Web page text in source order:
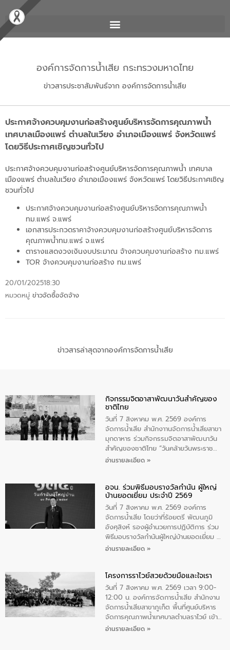
องค์การจัดการน้ำเสีย กระทรวงมหาดไทย
ข่าวสารประชาสัมพันธ์จาก องค์การจัดการน้ำเสีย
ประกาศจ้างควบคุมงานก่อสร้างศูนย์บริหารจัดการคุณภาพน้ำ
เทศบาลเมืองแพร่ ตำบลในเวียง อำเภอเมืองแพร่ จังหวัดแพร่
โดยวิธีประกาศเชิญชวนทั่วไป
ประกาศจ้างควบคุมงานก่อสร้างศูนย์บริหารจัดการคุณภาพน้ำ เทศบาล
เมืองแพร่ ตำบลในเวียง อำเภอเมืองแพร่ จังหวัดแพร่ โดยวิธีประกาศเชิญ
ชวนทั่วไป
ประกาศจ้างควบคุมงานก่อสร้างศูนย์บริหารจัดการคุณภาพน้ำ
ทม.แพร่ จ.แพร่
เอกสารประกวดราคาจ้างควบคุมงานก่อสร้างศูนย์บริหารจัดการ
คุณภาพน้ำทม.แพร่ จ.แพร่
ตารางแสดงวงเงินงบประมาณ จ้างควบคุมงานก่อสร้าง ทม.แพร่
TOR จ้างควบคุมงานก่อสร้าง ทม.แพร่
20/01/202518:30
หมวดหมู่ ข่าวจัดซื้อจัดจ้าง
ข่าวสารล่าสุดจากองค์การจัดการน้ำเสีย
กิจกรรมจิตอาสาพัฒนาวันสําคัญของ
ชาติไทย
วันที่ 7 สิงหาคม พ.ศ. 2569 องค์การ
จัดการน้ำเสีย สำนักงาานจัดการน้ำเสียสาขา
มุกดาหาร ร่วมกิจกรรมจิตอาสาพัฒนาวัน
สําคัญของชาติไทย “วันคล้ายวันพระราช
สมภพ สมเด็จพระนางเจ้าสิริกิติ์พระบรม
ทิพย์คำ รองผู้ว่าราชการจังหวัดมุกดาหาร
เป็นประธานในพิธี ณ เรือนจําชั่วคราวนาโสก
ตําบลนาโสก อําเภอเมืองมุกดาหาร จังหวัด
มุกดาหาร โดยในกิจกรรมได้ร่วมปลูกป่า และ
ทําความสะอาดภายในบริเวณ จัดกิจกรรม
เพื่อถวายเป็นพระราชกุศล สมเด็จพระนาง
เจ้าสิริกิติ์พระบรมราชินีนาถ พระบรมราช
อ่านรายละเอียด »
อจน. ร่วมพิธีมอบรางวัลกำนัน ผู้ใหญ่
บ้านยอดเยี่ยม ประจำปี 2569
วันที่ 7 สิงหาคม พ.ศ. 2569 องค์การ
จัดการน้ำเสีย โดยว่าที่ร้อยตรี พัฒนภูมิ
อังศุสิงห์ รองผู้อำนวยการปฏิบัติการ ร่วม
พิธีมอบรางวัลกำนันผู้ใหญ่บ้านยอดเยี่ยม ณ
ทำเนียบรัฐบาล โดยมีนายอนุทิน ชาญวีรกูล
ทองคำและประกาศเกียรติคุณให้แก่ กำนัน
ผู้ใหญ่บ้านยอดเยี่ยม พร้อมกล่าวชื่นชม ให้
โอวาท และมอบนโยบาย
อ่านรายละเอียด »
โครงการราไวย์สวยด้วยมือและใจเรา
วันที่ 7 สิงหาคม พ.ศ. 2569 เวลา 9:00-
12:00 น. องค์การจัดการน้ำเสีย สำนักงาน
จัดการน้ำเสียสาขาภูเก็ต พื้นที่ศูนย์บริหาร
จัดการคุณภาพน้ำเทศบาลตำบลราไวย์ เข้า
ร่วมโครงการราไวย์สวยด้วยมือและใจเรา
อ่านรายละเอียด »